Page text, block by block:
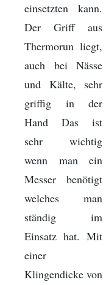
einsetzten kann.
Der Griff aus
Thermorun liegt,
auch bei Nässe
und Kälte, sehr
griffig in der
Hand Das ist
sehr wichtig
wenn man ein
Messer benötigt
welches man
ständig im
Einsatz hat. Mit
einer
Klingendicke von